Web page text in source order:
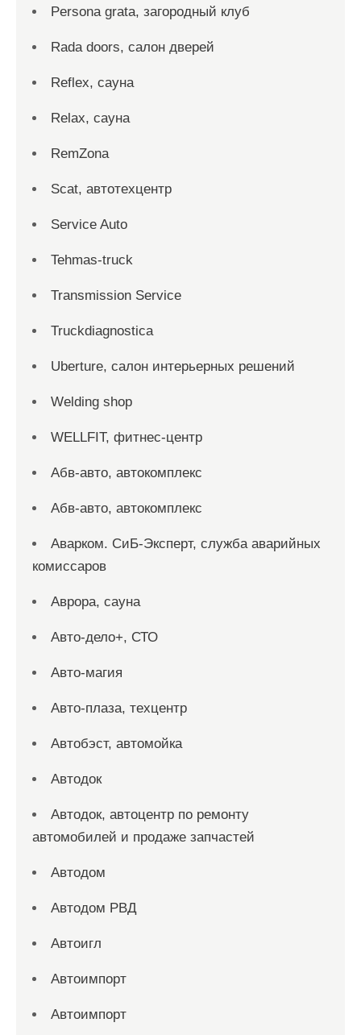
Persona grata, загородный клуб
Rada doors, салон дверей
Reflex, сауна
Relax, сауна
RemZona
Scat, автотехцентр
Service Auto
Tehmas-truck
Transmission Service
Truckdiagnostica
Uberture, салон интерьерных решений
Welding shop
WELLFIT, фитнес-центр
Абв-авто, автокомплекс
Абв-авто, автокомплекс
Аварком. СиБ-Эксперт, служба аварийных
комиссаров
Аврора, сауна
Авто-дело+, СТО
Авто-магия
Авто-плаза, техцентр
Автобэст, автомойка
Автодок
Автодок, автоцентр по ремонту
автомобилей и продаже запчастей
Автодом
Автодом РВД
Автоигл
Автоимпорт
Автоимпорт